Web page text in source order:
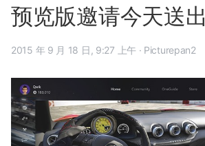
预览版邀请今天送出
2015 年 9 月 18 日, 9:27 上午 · Picturepan2